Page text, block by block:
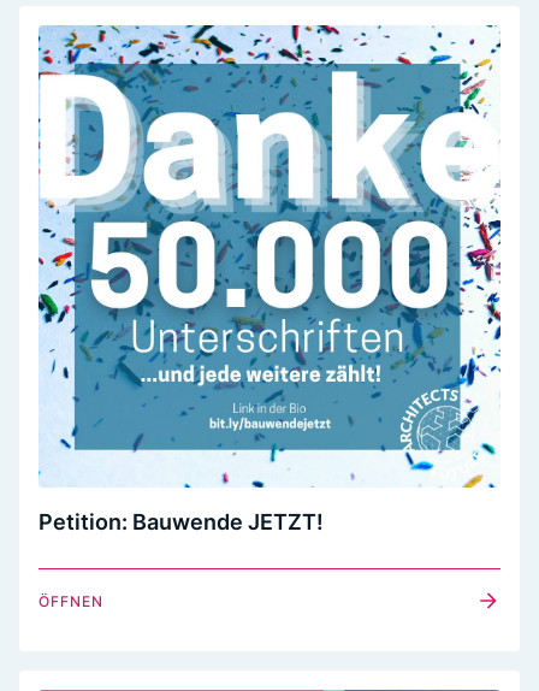
Petition: Bauwende JETZT!
ÖFFNEN